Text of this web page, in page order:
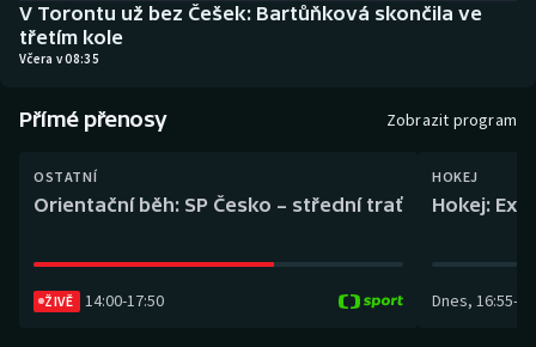
Biatlon
Box
Curling
Florbal
Aplikace ČT sport
V Torontu už bez Češek: Bartůňková skončila ve
třetím kole
Včera v 08:35
Přímé přenosy Zobrazit program
OSTATNÍ
Orientační běh: SP Česko – střední trať
ŽIVĚ 14:00-17:50
HOKEJ
Hokej:
Dnes, 16:55-